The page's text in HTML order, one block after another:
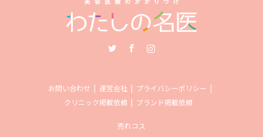
お問い合わせ 運営会社
プライバシーポリシー
クリニック掲載依頼
ブランド掲載依頼
売れコス